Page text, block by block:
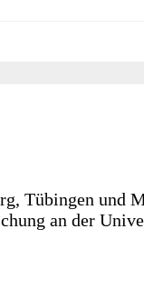
Tübingen und
an der